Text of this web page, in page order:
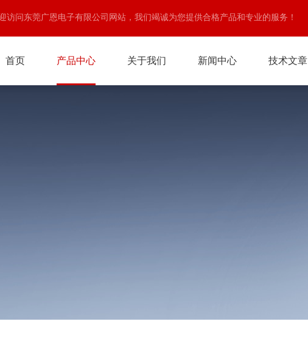
访问东莞广恩电子有限公司网站，我们竭诚为您提供合格产品和专业的服务！
首页 产品中心 关于我们 新闻中心 技术文章